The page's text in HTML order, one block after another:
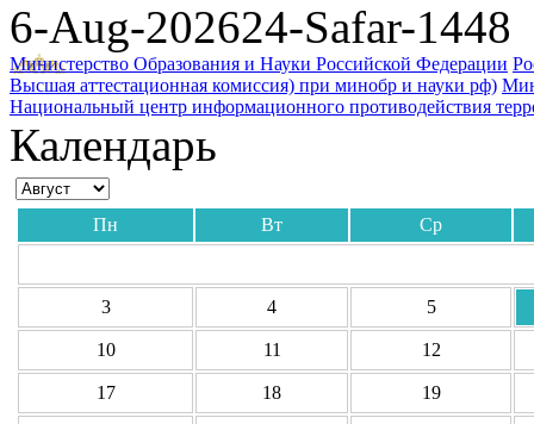
6-Aug-202624-Safar-1448
Министерство Образования и Науки Российской Федерации
Высшая аттестационная комиссия) при минобр и науки рф)
Национальный центр информационного противодействия
Календарь
Пн Вт Ср
3 4 5
10 11 12
17 18 19